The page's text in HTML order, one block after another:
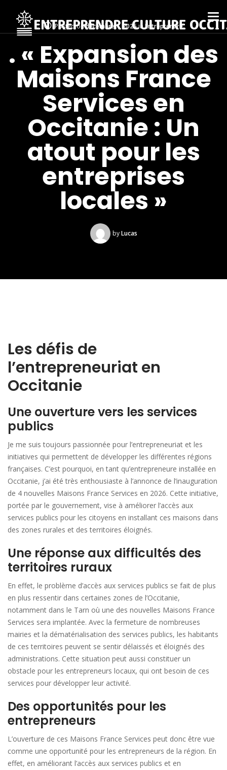
Posted ondécembre 1, 2025inEntreprendre
. « Expansion des
Maisons France
Services en
Occitanie : Un
atout pour les
entreprises
locales »
by Lucas
Les défis de
l’entrepreneuriat en
Occitanie
Une ouverture vers les services
publics
Je me suis toujours passionnée pour l’entrepreneuriat et les
initiatives qui permettent de développer les différentes régions
françaises. C’est pourquoi, en tant qu’entrepreneure installée en
Occitanie, j’ai été très enthousiaste à l’annonce de l’inauguration
de 4 nouvelles Maisons France Services en 2026. Cette initiative,
portée par le gouvernement, vise à améliorer l’accès aux
services publics pour les citoyens en installant ces maisons dans
des zones rurales et des territoires éloignés.
Une réponse aux difficultés des
territoires ruraux
En effet, le problème d’accès aux services publics se fait de plus
en plus ressentir dans certaines zones de l’Occitanie,
notamment dans le Tarn où une des nouvelles Maisons France
Services sera implantée. Avec la fermeture de nombreuses
mairies et la dématérialisation des services publics, les habitants
de ces territoires peuvent se sentir délaissés et éloignés des
administrations. Cette situation peut aussi constituer un
obstacle pour les entrepreneurs locaux, qui ont besoin de ces
services pour développer leur activité.
Des opportunités pour les
entrepreneurs
L’ouverture de ces Maisons France Services peut donc être vue
comme une opportunité pour les entrepreneurs de la région. En
effet, en améliorant l’accès aux services publics et en